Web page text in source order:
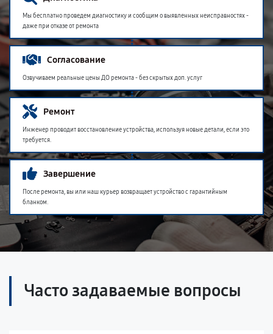
Мы бесплатно проведем диагностику и сообщим о выявленных неисправностях -
даже при отказе от ремонта
Согласование
Озвучиваем реальные цены ДО ремонта - без скрытых доп. услуг
Ремонт
Инженер проводит восстановление устройства, используя новые детали, если это
требуется.
Завершение
После ремонта, вы или наш курьер возвращает устройство с гарантийным
бланком.
Часто задаваемые вопросы